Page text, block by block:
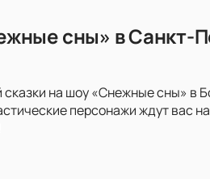
сны» в Санкт-
сказки на шоу «Снежные сны»
персонажи ждут вас